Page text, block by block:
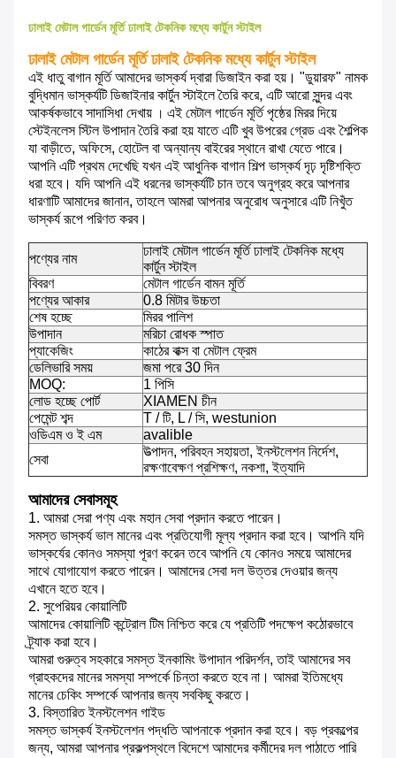
ঢালাই মেটাল গার্ডেন মূর্তি ঢালাই টেকনিক মধ্যে কার্টুন স্টাইল
ঢালাই মেটাল গার্ডেন মূর্তি ঢালাই টেকনিক মধ্যে কার্টুন স্টাইল
এই ধাতু বাগান মূর্তি আমাদের ভাস্কর্য দ্বারা ডিজাইন করা হয়। "ডুয়ারফ" নামক
বুদ্ধিমান ভাস্কর্যটি ডিজাইনার কার্টুন স্টাইলে তৈরি করে, এটি আরো সুন্দর এবং
আকর্ষকভাবে সাদাসিধা দেখায় । এই মেটাল গার্ডেন মূর্তি পৃষ্ঠের মিরর দিয়ে
স্টেইনলেস স্টিল উপাদান তৈরি করা হয় যাতে এটি খুব উপরের গ্রেড এবং শৈল্পিক
যা বাড়ীতে, অফিসে, হোটেল বা অন্যান্য বাইরের স্থানে রাখা যেতে পারে।
আপনি এটি প্রথম দেখেছি যখন এই আধুনিক বাগান শিল্প ভাস্কর্য দৃঢ় দৃষ্টিশক্তি
ধরা হবে। যদি আপনি এই ধরনের ভাস্কর্যটি চান তবে অনুগ্রহ করে আপনার
ধারণাটি আমাদের জানান, তাহলে আমরা আপনার অনুরোধ অনুসারে এটি নিখুঁত
ভাস্কর্য রূপে পরিণত করব।
পণ্যের নাম
ঢালাই মেটাল গার্ডেন মূর্তি ঢালাই টেকনিক মধ্যে
কার্টুন স্টাইল
বিবরণ
মেটাল গার্ডেন বামন মূর্তি
পণ্যের আকার
0.8 মিটার উচ্চতা
শেষ হচ্ছে
মিরর পালিশ
উপাদান
মরিচা রোধক স্পাত
প্যাকেজিং
কাঠের বাক্স বা মেটাল ফ্রেম
ডেলিভারি সময়
জমা পরে 30 দিন
MOQ:
1 পিসি
লোড হচ্ছে পোর্ট
XIAMEN চীন
পেমেন্ট শব্দ
T / টি, L / সি, westunion
ওডিএম ও ই এম
avalible
সেবা
উত্পাদন, পরিবহন সহায়তা, ইনস্টলেশন নির্দেশ,
রক্ষণাবেক্ষণ প্রশিক্ষণ, নকশা, ইত্যাদি
আমাদের সেবাসমূহ
1. আমরা সেরা পণ্য এবং মহান সেবা প্রদান করতে পারেন।
সমস্ত ভাস্কর্য ভাল মানের এবং প্রতিযোগী মূল্য প্রদান করা হবে। আপনি যদি
ভাস্কর্যের কোনও সমস্যা পূরণ করেন তবে আপনি যে কোনও সময়ে আমাদের
সাথে যোগাযোগ করতে পারেন। আমাদের সেবা দল উত্তর দেওয়ার জন্য
এখানে হতে হবে।
2. সুপেরিয়র কোয়ালিটি
আমাদের কোয়ালিটি কন্ট্রোল টিম নিশ্চিত করে যে প্রতিটি পদক্ষেপ কঠোরভাবে
ট্র্যাক করা হবে।
আমরা গুরুত্ব সহকারে সমস্ত ইনকামিং উপাদান পরিদর্শন, তাই আমাদের সব
গ্রাহকদের মানের সমস্যা সম্পর্কে চিন্তা করতে হবে না। আমরা ইতিমধ্যে
মানের চেকিং সম্পর্কে আপনার জন্য সবকিছু করতে।
3. বিস্তারিত ইনস্টলেশন গাইড
সমস্ত ভাস্কর্য ইনস্টলেশন পদ্ধতি আপনাকে প্রদান করা হবে। বড় প্রকল্পের
জন্য, আমরা আপনার প্রকল্পস্থলে বিদেশে আমাদের কর্মীদের দল পাঠাতে পারি